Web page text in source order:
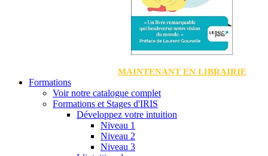
MAINTENANT EN LIBRAIRIE
Formations
Voir notre catalogue complet
Formations et Stages d'IRIS
Développez votre intuition
Niveau 1
Niveau 2
Niveau 3